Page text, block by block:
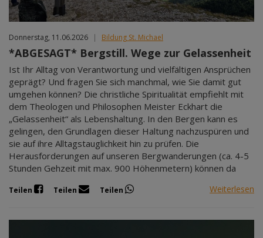
Jul 2027
Donnerstag, 11.06.2026 | Bildung St. Michael
*ABGESAGT* Bergstill. Wege zur Gelassenheit
Ist Ihr Alltag von Verantwortung und vielfältigen Ansprüchen
geprägt? Und fragen Sie sich manchmal, wie Sie damit gut
umgehen können? Die christliche Spiritualität empfiehlt mit
dem Theologen und Philosophen Meister Eckhart die
„Gelassenheit“ als Lebenshaltung. In den Bergen kann es
gelingen, den Grundlagen dieser Haltung nachzuspüren und
sie auf ihre Alltagstauglichkeit hin zu prüfen. Die
Herausforderungen auf unseren Bergwanderungen (ca. 4-5
Stunden Gehzeit mit max. 900 Höhenmetern) können da
Teilen Teilen Teilen Weiterlesen